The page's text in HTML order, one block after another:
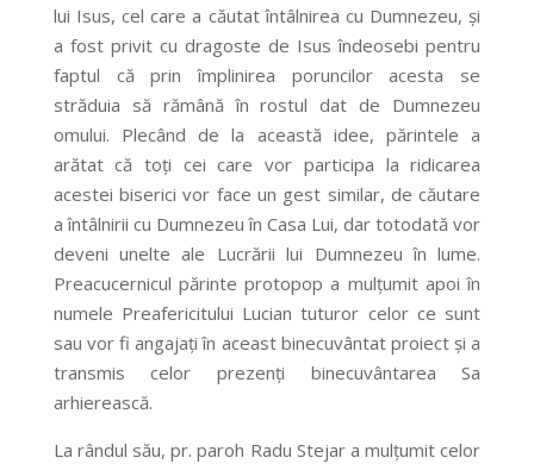
lui Isus, cel care a căutat întâlnirea cu Dumnezeu, şi
a fost privit cu dragoste de Isus îndeosebi pentru
faptul că prin împlinirea poruncilor acesta se
străduia să rămână în rostul dat de Dumnezeu
omului. Plecând de la această idee, părintele a
arătat că toţi cei care vor participa la ridicarea
acestei biserici vor face un gest similar, de căutare
a întâlnirii cu Dumnezeu în Casa Lui, dar totodată vor
deveni unelte ale Lucrării lui Dumnezeu în lume.
Preacucernicul părinte protopop a mulţumit apoi în
numele Preafericitului Lucian tuturor celor ce sunt
sau vor fi angajaţi în aceast binecuvântat proiect şi a
transmis celor prezenţi binecuvântarea Sa
arhierească.
La rândul său, pr. paroh Radu Stejar a mulţumit celor